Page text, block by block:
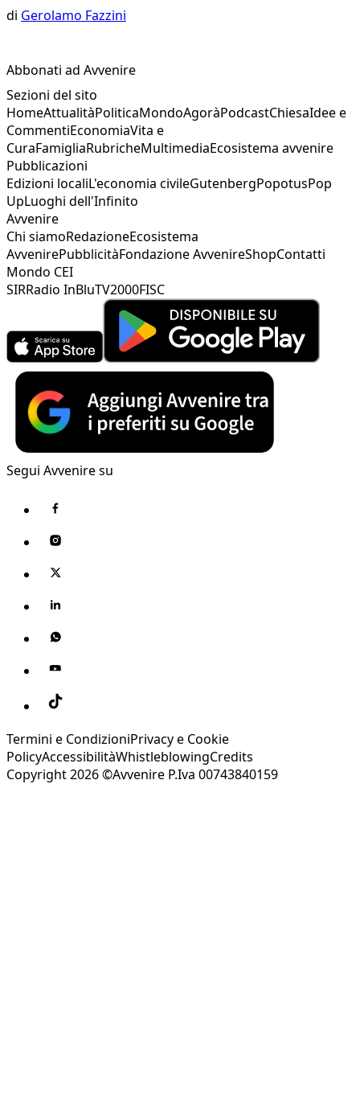
di Gerolamo Fazzini
Abbonati ad Avvenire
Sezioni del sito
HomeAttualitàPoliticaMondoAgoràPodcastChiesaIdee e
CommentiEconomiaVita e
CuraFamigliaRubricheMultimediaEcosistema avvenire
Pubblicazioni
Edizioni localiL'economia civileGutenbergPopotusPop
UpLuoghi dell'Infinito
Avvenire
Chi siamoRedazioneEcosistema
AvvenirePubblicitàFondazione AvvenireShopContatti
Mondo CEI
SIRRadio InBluTV2000FISC
Segui Avvenire su
Termini e CondizioniPrivacy e Cookie
PolicyAccessibilitàWhistleblowingCredits
Copyright 2026 ©Avvenire P.Iva 00743840159